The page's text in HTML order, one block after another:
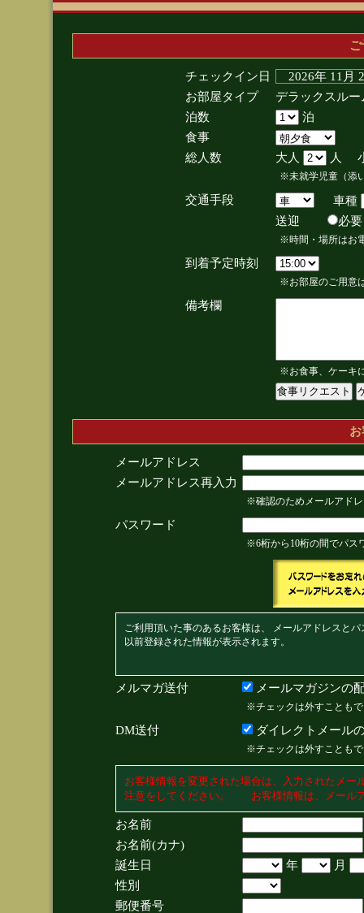
チェックイン日
2026年 11
お部屋タイプ
デラックスル
泊数
泊
食事
総人数
大人 人
※未就学児童（添
交通手段
車種
送迎
※時間・場所はお
到着予定時刻
※お部屋のご用意
備考欄
※お食事、ケーキ
メールアドレス
メールアドレス再入力
※確認のためメールアド
パスワード
※6桁から10桁の間でパス
ご利用頂いた事のあるお客様は、 メールアドレスと
以前登録された情報が表示されます。
メルマガ送付 メールマガジンの
※チェックは外すことも
DM送付 ダイレクトメール
※チェックは外すことも
お客様情報を変更された場合は、入力されたメ
注意をしてください。 お客様情報は、メール
お名前
お名前(カナ)
誕生日
年
月
性別
郵便番号